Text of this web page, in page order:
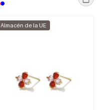
Almacén de la UE